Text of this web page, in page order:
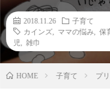
2018.11.26 子育て
カインズ ママの悩み ,保
児 ,雑巾
HOME 子育て プ